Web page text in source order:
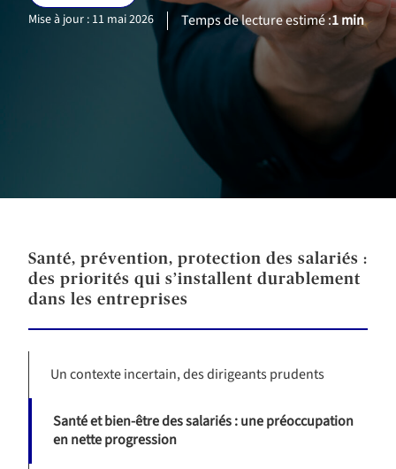
Mise à jour : 11 mai 2026
Temps de lecture estimé :1 min
Santé, prévention, protection des salariés :
des priorités qui s’installent durablement
dans les entreprises
Un contexte incertain, des dirigeants prudents
Santé et bien-être des salariés : une préoccupation
en nette progression